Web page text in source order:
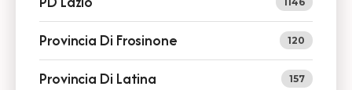
Provincia Di Frosinone 120
Provincia Di Latina 157